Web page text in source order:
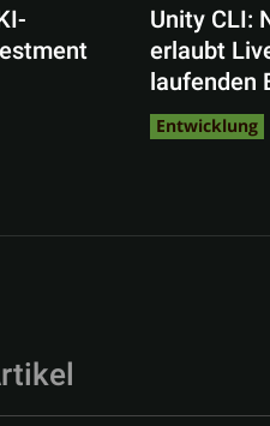
Unity CLI:
erlaubt
laufenden
Entwicklung